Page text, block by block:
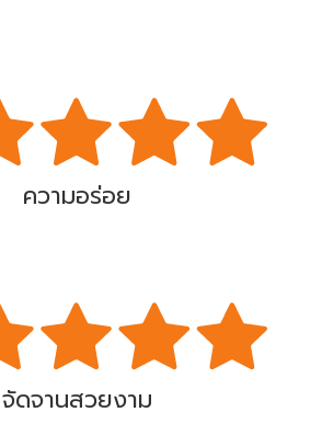
ความอร่อย
จัดจานสวยงาม